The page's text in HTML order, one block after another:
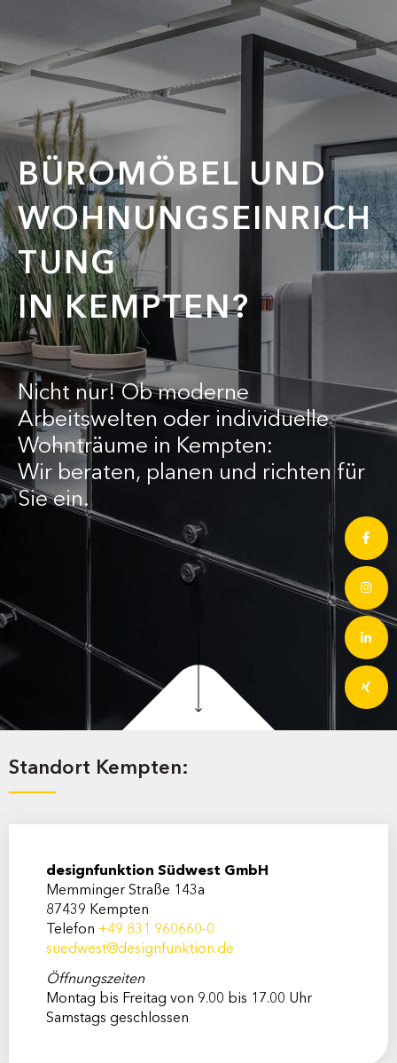
BÜROMÖBEL UND
WOHNUNGSEINRICH
TUNG
IN KEMPTEN?
Nicht nur! Ob moderne
Arbeitswelten oder individuelle
Wohnträume in Kempten:
Wir beraten, planen und richten für
Sie ein.
Standort Kempten:
designfunktion Südwest GmbH
Memminger Straße 143a
87439 Kempten
Telefon +49 831 960660-0
suedwest@designfunktion.de
Öffnungszeiten
Montag bis Freitag von 9.00 bis 17.00 Uhr
Samstags geschlossen